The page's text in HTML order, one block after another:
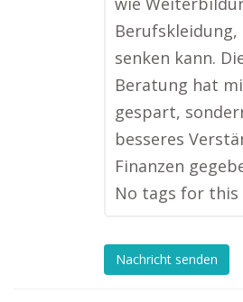
senken kann.
Beratung hat
gespart,
besseres
Finanzen
No tags for this
Nachricht senden